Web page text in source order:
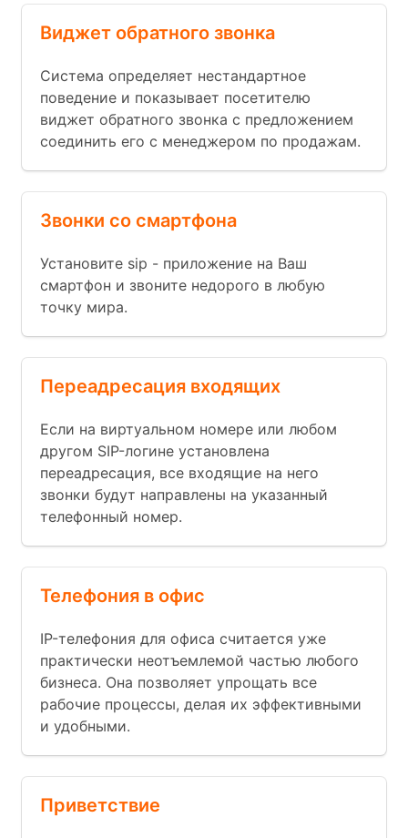
Виджет обратного звонка
Система определяет нестандартное
поведение и показывает посетителю
виджет обратного звонка с предложением
соединить его с менеджером по продажам.
Звонки со смартфона
Установите sip - приложение на Ваш
смартфон и звоните недорого в любую
точку мира.
Переадресация входящих
Если на виртуальном номере или любом
другом SIP-логине установлена
переадресация, все входящие на него
звонки будут направлены на указанный
телефонный номер.
Телефония в офис
IP-телефония для офиса считается уже
практически неотъемлемой частью любого
бизнеса. Она позволяет упрощать все
рабочие процессы, делая их эффективными
и удобными.
Приветствие